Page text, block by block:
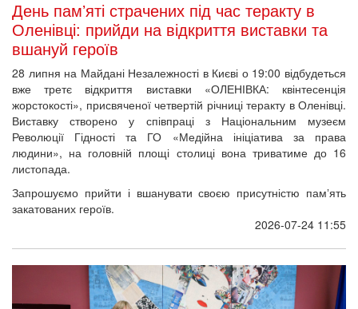
День памʼяті страчених під час теракту в
Оленівці: прийди на відкриття виставки та
вшануй героїв
28 липня на Майдані Незалежності в Києві о 19:00 відбудеться
вже третє відкриття виставки «ОЛЕНІВКА: квінтесенція
жорстокості», присвяченої четвертій річниці теракту в Оленівці.
Виставку створено у співпраці з Національним музеєм
Революції Гідності та ГО «Медійна ініціатива за права
людини», на головній площі столиці вона триватиме до 16
листопада.
Запрошуємо прийти і вшанувати своєю присутністю памʼять
закатованих героїв.
2026-07-24 11:55